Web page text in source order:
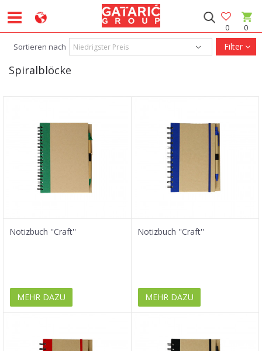
0
0
Spiralblöcke
Sortieren nach Filter
Notizbuch ''Craft''
MEHR DAZU
Notizbuch ''Craft''
MEHR DAZU